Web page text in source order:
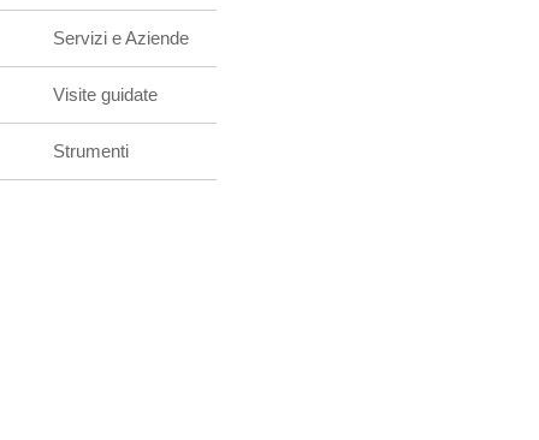
Servizi e Aziende
Visite guidate
Strumenti